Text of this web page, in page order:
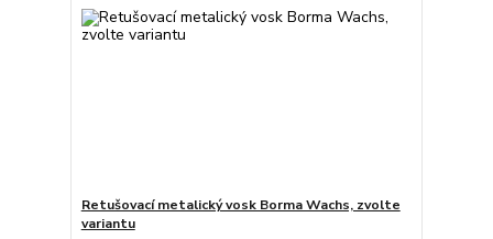
Retušovací metalický vosk Borma Wachs, zvolte
variantu